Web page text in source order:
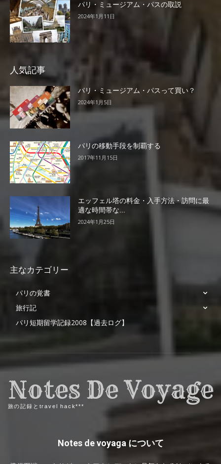
パリ・ミュージアム・パスの取説
2024年1月11日
人気記事
パリ・ミュージアム・パスって買い？
2024年1月5日
パリの移動手段を制覇する
2017年11月15日
エッフェル塔の料金・入手方法・訪問に最
適な時間帯な...
2024年1月25日
主なカテゴリー
パリの覚書
旅行記
パリ短期留学記録2008【過去ログ】
Notes De Voyage
旅の記録とtravel hack***
Notes de voyaga について